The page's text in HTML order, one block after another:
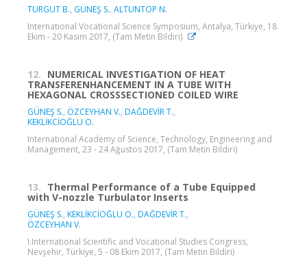
TURGUT B., GÜNEŞ S., ALTUNTOP N.
International Vocational Science Symposium, Antalya, Türkiye, 18
Ekim - 20 Kasım 2017, (Tam Metin Bildiri)
12. NUMERICAL INVESTIGATION OF HEAT
TRANSFERENHANCEMENT IN A TUBE WITH
HEXAGONAL CROSSSECTIONED COILED WIRE
GÜNEŞ S., ÖZCEYHAN V., DAĞDEVİR T.,
KEKLİKCİOĞLU O.
International Academy of Science, Technology, Engineering and
Management, 23 - 24 Ağustos 2017, (Tam Metin Bildiri)
13. Thermal Performance of a Tube Equipped
with V-nozzle Turbulator Inserts
GÜNEŞ S., KEKLİKCİOĞLU O., DAĞDEVİR T.,
ÖZCEYHAN V.
I.International Scientific and Vocational Studies Congress,
Nevşehir, Türkiye, 5 - 08 Ekim 2017, (Tam Metin Bildiri)